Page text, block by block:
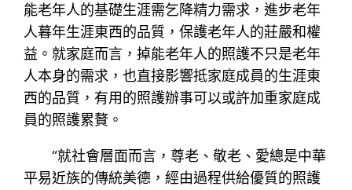
能老年人的基礎生涯需乞降精力需求，進步老年
人暮年生涯東西的品質，保護老年人的莊嚴和權
益。就家庭而言，掉能老年人的照護不只是老年
人本身的需求，也直接影響抵家庭成員的生涯東
西的品質，有用的照護辦事可以或許加重家庭成
員的照護累贅。
“就社會層面而言，尊老、敬老、愛總是中華
平易近族的傳統美德，經由過程供給優質的照護